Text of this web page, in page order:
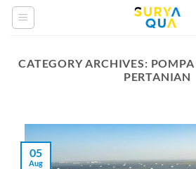
Skip
CATEGORY ARCHIVES:
PERTANIAN
05
Aug